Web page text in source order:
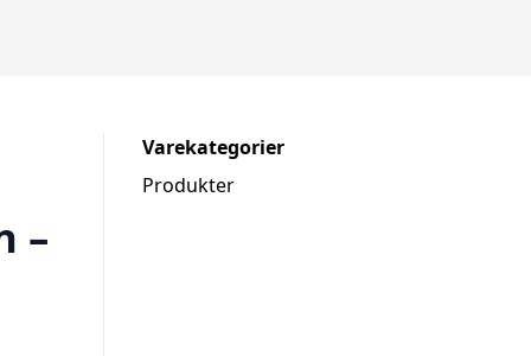
–
Varekategorier
Produkter